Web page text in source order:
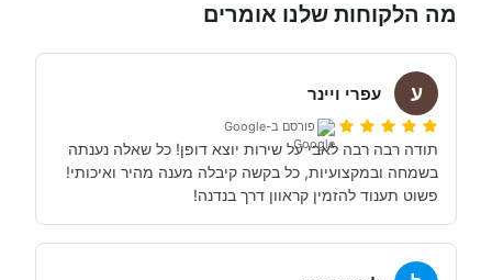
מה הלקוחות שלנו אומרים
ע עפרי ויינר
פורסם ב-Google
פשוט תענוד להזמין קראוון דרך בנדנה!